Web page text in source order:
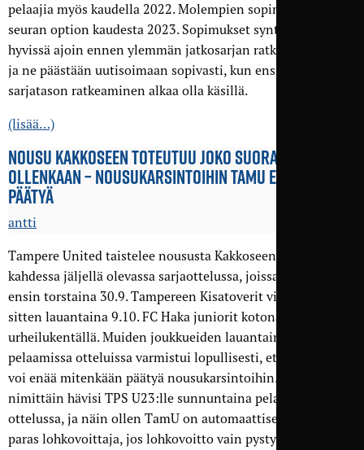
pelaajia myös kaudella 2022. Molempien sopimus sisältää
seuran option kaudesta 2023. Sopimukset syntyivät jo
hyvissä ajoin ennen ylemmän jatkosarjan ratkaisuotteluita,
ja ne päästään uutisoimaan sopivasti, kun ensi kauden
sarjatason ratkeaminen alkaa olla käsillä.
(lisää…)
NOUSU KAKKOSEEN TOTEUTUU JOKO SUORAAN TAI EI
OLLENKAAN – NOUSU­KARSINTOIHIN TAMU EI VOI ENÄÄ
PÄÄTYÄ
antti
Tampere United taistelee noususta Kakkoseen kauden
kahdessa jäljellä olevassa sarjaottelussa, joissa kohdataan
ensin torstaina 30.9. Tampereen Kisatoverit vieraissa ja
sitten lauantaina 9.10. FC Haka juniorit kotona Pyynikin
urheilukentällä. Muiden joukkueiden lauantaina 26.9.
pelaamissa otteluissa varmistui lopullisesti, että TamU ei
voi enää mitenkään päätyä nousukarsintoihin. FC Åland
nimittäin hävisi TPS U23:lle sunnuntaina pelatussa
ottelussa, ja näin ollen TamU on automaattisesti vertailun
paras lohkovoittaja, jos lohkovoitto vain pystytään